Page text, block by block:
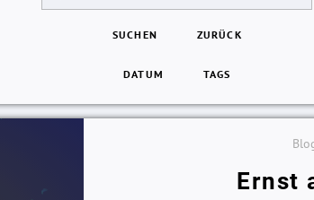
SUCHEN ZURÜCK
DATUM TAGS
Ernst